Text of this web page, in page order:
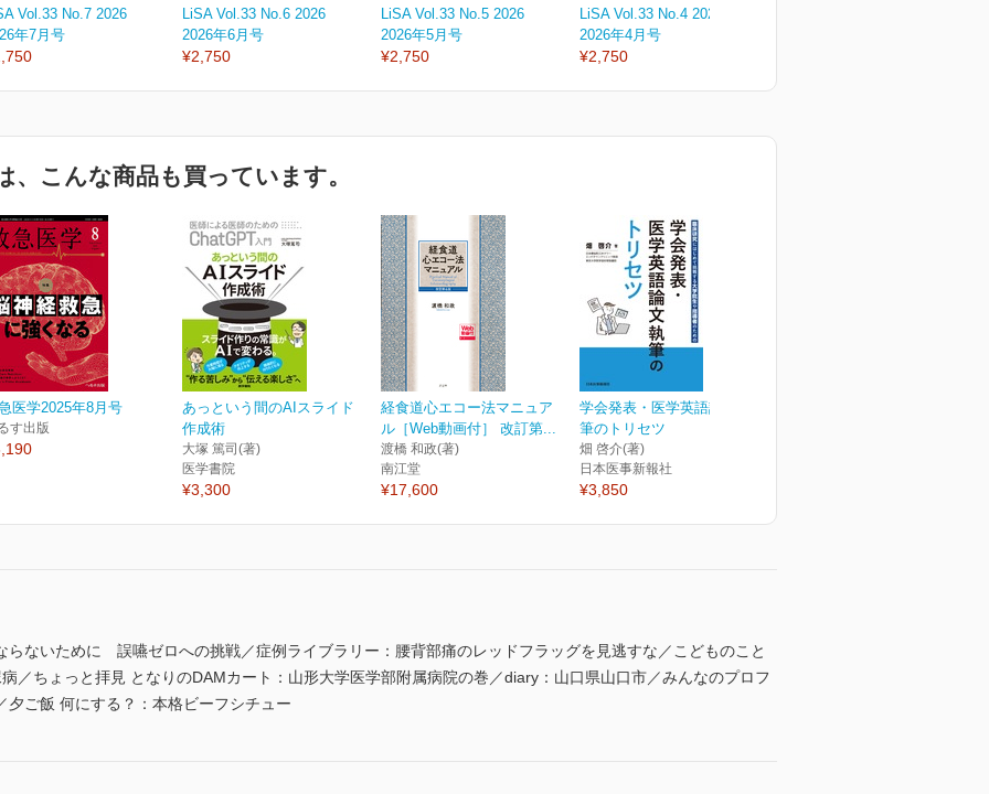
Vol.33 No.7 2026
年7月号
LiSA Vol.33 No.6 2026
2026年6月号
¥2,750
LiSA Vol.33 No.5 2026
2026年5月号
¥2,750
LiSA Vol.33 No.4 2026
2026年4月号
¥2,750
、こんな商品も買っています。
医学2025年8月号
す出版
あっという間のAIスライド
作成術
大塚 篤司(著)
医学書院
¥3,300
経食道心エコー法マニュア
ル［Web動画付］ 改訂第...
渡橋 和政(著)
南江堂
¥17,600
学会発表・医学英語論文執
筆のトリセツ
畑 啓介(著)
日本医事新報社
¥3,850
らないために 誤嚥ゼロへの挑戦／症例ライブラリー：腰背部痛のレッドフラッグを見逃すな／こどものこと
／ちょっと拝見 となりのDAMカート：山形大学医学部附属病院の巻／diary：山口県山口市／みんなのプロフ
ご飯 何にする？：本格ビーフシチュー